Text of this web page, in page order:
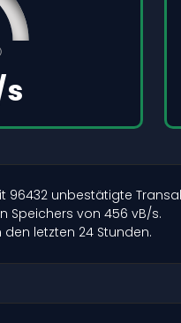
96432 unbestätigte
Speichers von 456 vB/s.
letzten 24 Stunden.